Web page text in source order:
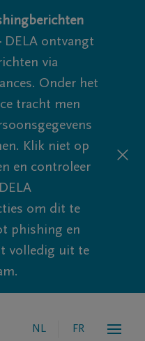
DELA ontvangt
via
Onder het
tracht men
Klik niet op
en controleer
om dit te
phishing en
volledig uit te
NL FR